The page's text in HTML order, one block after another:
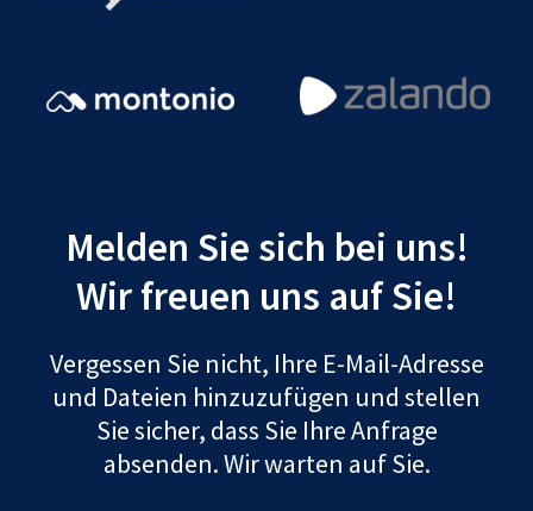
Melden Sie sich bei uns!
Wir freuen uns auf Sie!
Vergessen Sie nicht, Ihre E-Mail-Adresse
und Dateien hinzuzufügen und stellen
Sie sicher, dass Sie Ihre Anfrage
absenden. Wir warten auf Sie.